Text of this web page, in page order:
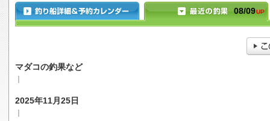
08/09UP
マダコの釣果など
2025年11月25日